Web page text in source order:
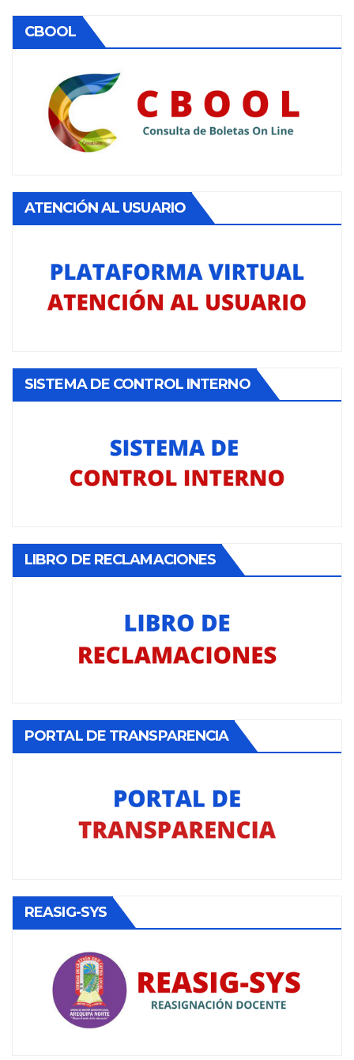
CBOOL
ATENCIÓN AL USUARIO
SISTEMA DE CONTROL INTERNO
LIBRO DE RECLAMACIONES
PORTAL DE TRANSPARENCIA
REASIG-SYS